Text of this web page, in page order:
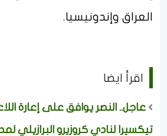
العراق وإندونيسيا.
اقرأ ايضا
عاجل.. النصر يوافق على إعارة
تيكسيرا لنادي كروزيرو البرازيلي